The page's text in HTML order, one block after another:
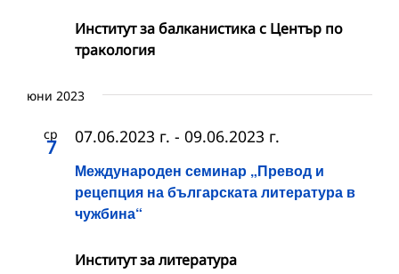
Институт за балканистика с Център по
тракология
юни 2023
ср
7
Международен семинар „Превод и
рецепция на българската литература в
чужбина“
07.06.2023 г. - 09.06.2023 г.
Институт за литература